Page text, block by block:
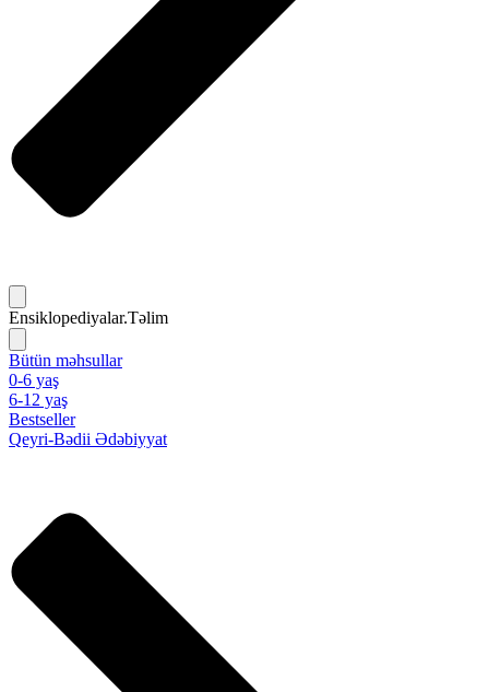
Ensiklopediyalar.Təlim
Bütün məhsullar
0-6 yaş
6-12 yaş
Bestseller
Qeyri-Bədii Ədəbiyyat